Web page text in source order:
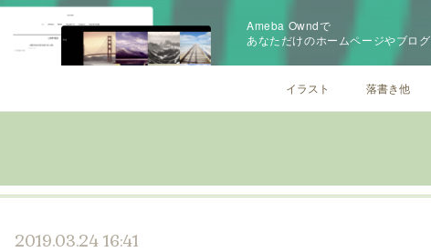
Ameba Owndで
あなただけのホームページやブロ
イラスト 落書き他
2019.03.24 16:41